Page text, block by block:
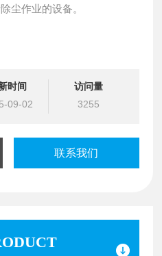
尘作业的设备。
时间
09-02
访问量
3255
联系我们